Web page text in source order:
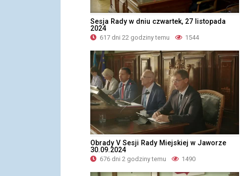
Sesja Rady w dniu czwartek, 27 listopada
2024
617 dni 22 godziny temu 1544
Obrady V Sesji Rady Miejskiej w Jaworze
30.09.2024
676 dni 2 godziny temu 1490